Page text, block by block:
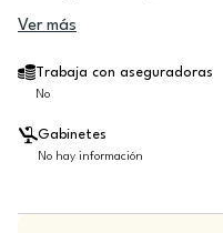
Ver más
Trabaja con aseguradoras
No
Gabinetes
No hay información